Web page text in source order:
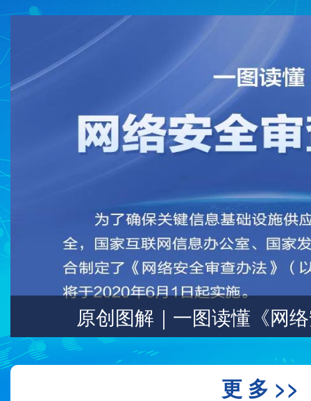
2020年国家网络安全宣传周
更 多 >>